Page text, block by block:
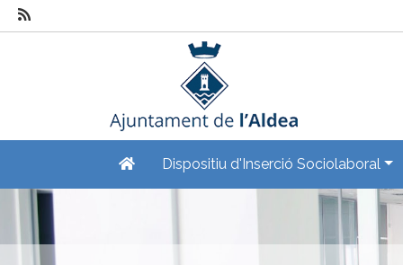
Dispositiu d'Inserció Sociolaboral